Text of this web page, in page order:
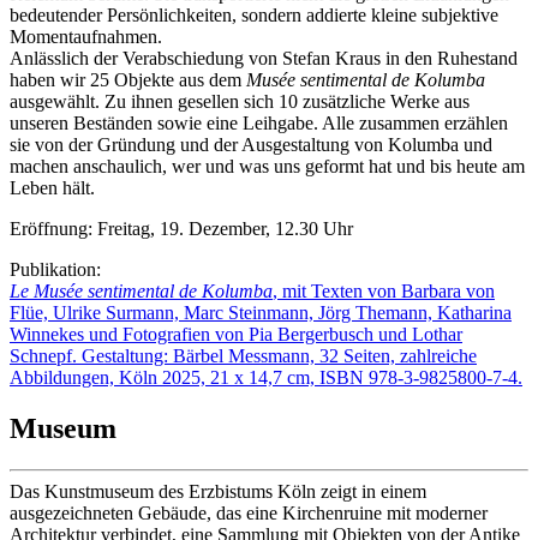
bedeutender Persönlichkeiten, sondern addierte kleine subjektive
Momentaufnahmen.
Anlässlich der Verabschiedung von Stefan Kraus in den Ruhestand
haben wir 25 Objekte aus dem Musée sentimental de Kolumba
ausgewählt. Zu ihnen gesellen sich 10 zusätzliche Werke aus
unseren Beständen sowie eine Leihgabe. Alle zusammen erzählen
sie von der Gründung und der Ausgestaltung von Kolumba und
machen anschaulich, wer und was uns geformt hat und bis heute am
Leben hält.
Eröffnung: Freitag, 19. Dezember, 12.30 Uhr
Publikation:
Le Musée sentimental de Kolumba, mit Texten von Barbara von
Flüe, Ulrike Surmann, Marc Steinmann, Jörg Themann, Katharina
Winnekes und Fotografien von Pia Bergerbusch und Lothar
Schnepf. Gestaltung: Bärbel Messmann, 32 Seiten, zahlreiche
Abbildungen, Köln 2025, 21 x 14,7 cm, ISBN 978-3-9825800-7-4.
Museum
Das Kunstmuseum des Erzbistums Köln zeigt in einem
ausgezeichneten Gebäude, das eine Kirchenruine mit moderner
Architektur verbindet, eine Sammlung mit Objekten von der Antike